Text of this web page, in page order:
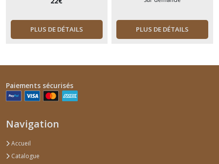
PLUS DE DÉTAILS PLUS DE DÉTAILS
Paiements sécurisés
Navigation
Accueil
Catalogue